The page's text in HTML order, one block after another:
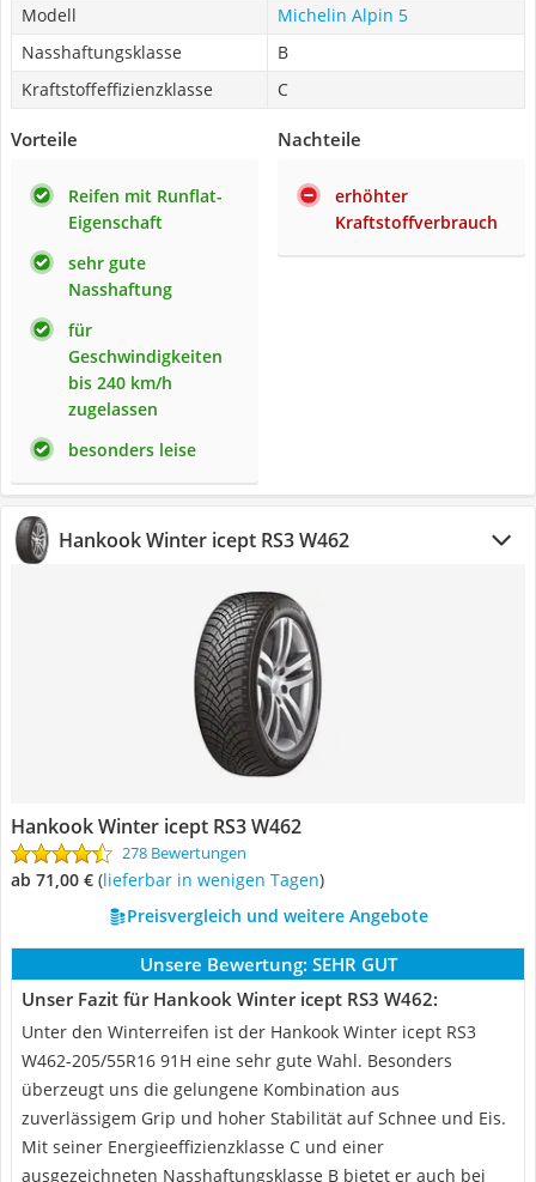
Modell
Michelin Alpin 5
Nasshaftungsklasse
B
Kraftstoffeffizienzklasse
C
Vorteile
Reifen mit Runflat-
Eigenschaft
sehr gute
Nasshaftung
für
Geschwindigkeiten
bis 240 km/h
zugelassen
besonders leise
Nachteile
erhöhter
Kraftstoffverbrauch
Hankook Winter icept RS3 W462
Hankook Winter icept RS3 W462
278 Bewertungen
ab 71,00 € ( Lieferbar in wenigen Tagen)
Preisvergleich und weitere Angebote
Unsere Bewertung: SEHR GUT
Unser Fazit für Hankook Winter icept RS3 W462:
Unter den Winterreifen ist der Hankook Winter icept RS3
W462-205/55R16 91H eine sehr gute Wahl. Besonders
überzeugt uns die gelungene Kombination aus
zuverlässigem Grip und hoher Stabilität auf Schnee und Eis.
Mit seiner Energieeffizienzklasse C und einer
ausgezeichneten Nasshaftungsklasse B bietet er auch bei